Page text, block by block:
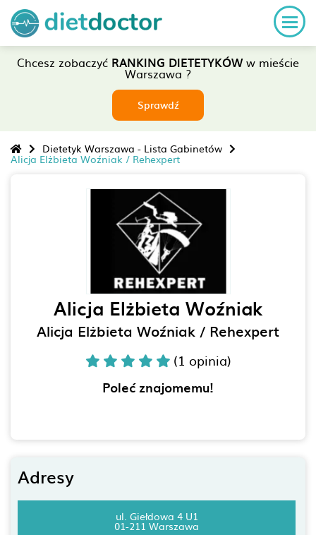
Chcesz zobaczyć RANKING DIETETYKÓWw mieście
Warszawa ?
Sprawdź
Dietetyk Warszawa - Lista Gabinetów
Alicja Elżbieta Woźniak / Rehexpert
Alicja Elżbieta Woźniak
Alicja Elżbieta Woźniak / Rehexpert
(1 opinia)
Poleć znajomemu!
Adresy
ul. Giełdowa 4 U1
01-211 Warszawa